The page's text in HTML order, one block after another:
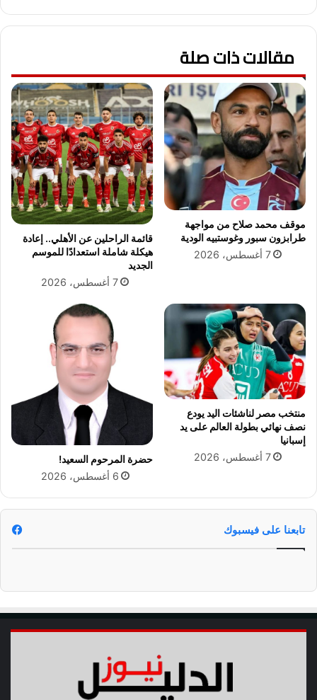
ب
ي
ع
ب
د
ا
ل
ب
ا
ق
ي
:
م
ف
ا
ت
م
ا
ل
ي
و
إ
د
ي
ة
ا
ع
ع
ن
ا
ل
ح
ض
ا
ر
ة
مقالات ذات صلة
موقف محمد صلاح من مواجهة
طرابزون سبور وغوستبيه الودية
7 أغسطس، 2026
قائمة الراحلين عن الأهلي.. إعادة
هيكلة شاملة استعدادًا للموسم
الجديد
7 أغسطس، 2026
منتخب مصر لناشئات اليد يودع
نصف نهائي بطولة العالم على يد
إسبانيا
7 أغسطس، 2026
حضرة المرحوم السعيد!
6 أغسطس، 2026
تابعنا على فيسبوك